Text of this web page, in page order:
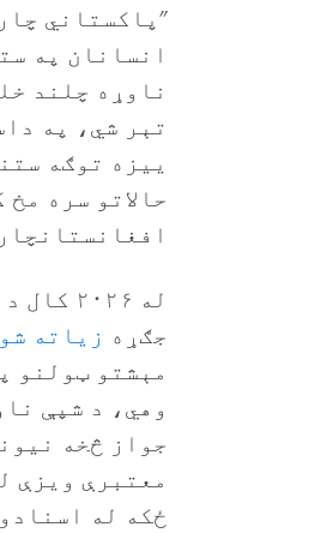
"پاکستاني
انسانان په
ناوړه چلند
تېر شي، په
ییزه توګه
حالاتو سره
له
جګړه زیاته
مېشتو ټولنو
وهي، د شپې
جواز څخه
معتبرې ویزې